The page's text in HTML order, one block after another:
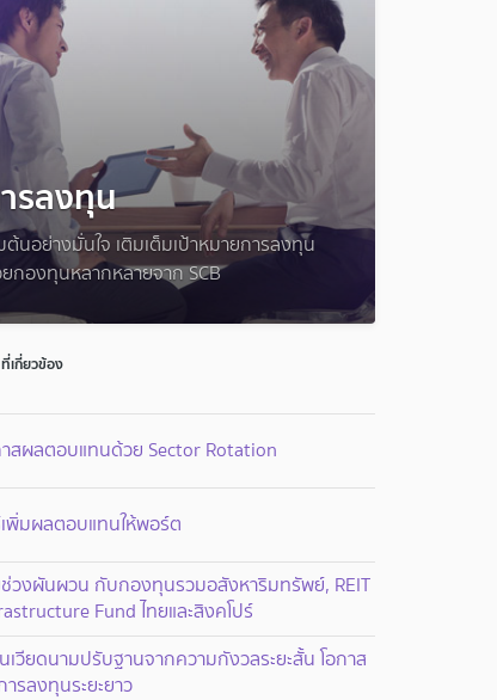
รลงทุน
ต้นอย่างมั่นใจ เติมเต็มเป้าหมายการลงทุน
กองทุนหลากหลายจาก SCB
เกี่ยวข้อง
าสผลตอบแทนด้วย Sector Rotation
พิ่มผลตอบแทนให้พอร์ต
วงผันผวน กับกองทุนรวมอสังหาริมทรัพย์, REIT
Fund ไทยและสิงคโปร์
เวียดนามปรับฐานจากความกังวลระยะสั้น โอกาส
รลงทุนระยะยาว